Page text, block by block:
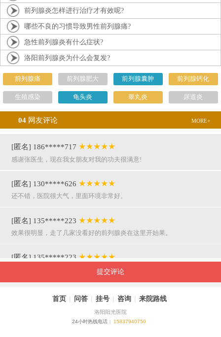
前列腺炎怎样进行治疗才有效呢?
哪些不良的习惯导致男性前列腺痛?
急性前列腺炎有什么症状?
洛阳前列腺炎为什么会复发?
前列腺痛 前列腺肥大 前列腺囊肿 前列腺钙化
生殖感染 龟头炎 睾丸炎 尿道炎
04 网友评论 MORE+
[匿名] 186*****717 ★★★★★
感谢张医生，现在我女朋友对我的功夫很满意!
[匿名] 130*****626 ★★★★★
还不错，医院很大气，里面环境非常好。
[匿名] 135*****223 ★★★★★
效果很明显，走了几家没看好的前列腺炎在这里开始果。
[匿名] 135*****223 ★★★★★
呵呵，就是屌，你们医院护士穿着挺漂亮的。
[匿名] 155*****941★★★★★
提交评论
首页 | 问答 | 挂号 | 咨询 | 来院路线
洛阳阳光医院
24小时热线电话： 15837940750